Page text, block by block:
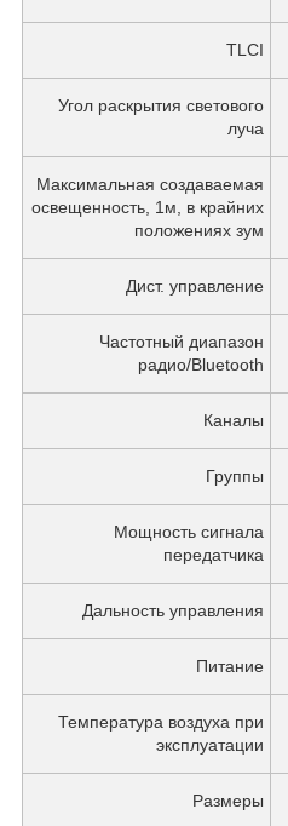
TLCI
Угол раскрытия светового
луча
Максимальная создаваемая
освещенность, 1м, в крайних
положениях зум
Дист. управление
Частотный диапазон
радио/Bluetooth
Каналы
Группы
Мощность сигнала
передатчика
Дальность управления
Питание
Температура воздуха при
эксплуатации
Размеры